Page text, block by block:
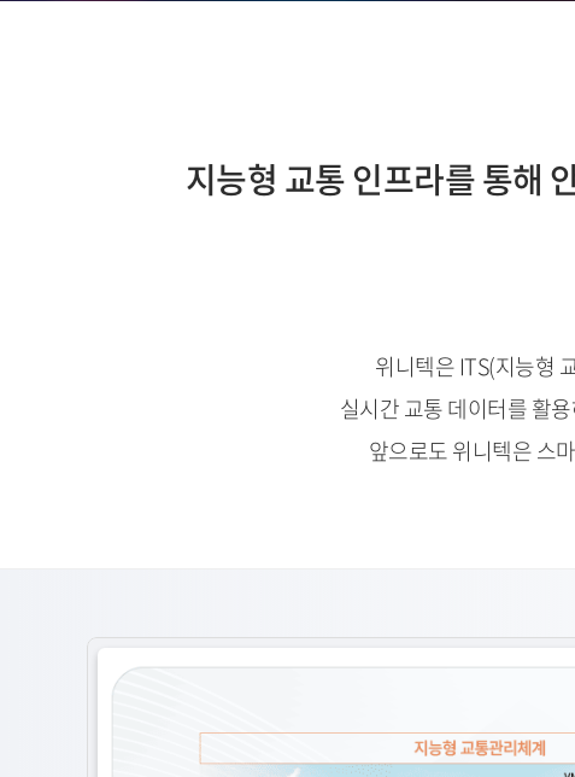
지능형 교통 인프라를 통해
위니텍은 ITS(지능형
실시간 교통 데이터를 활
앞으로도 위니텍은 스